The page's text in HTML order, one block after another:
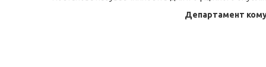
Департамент